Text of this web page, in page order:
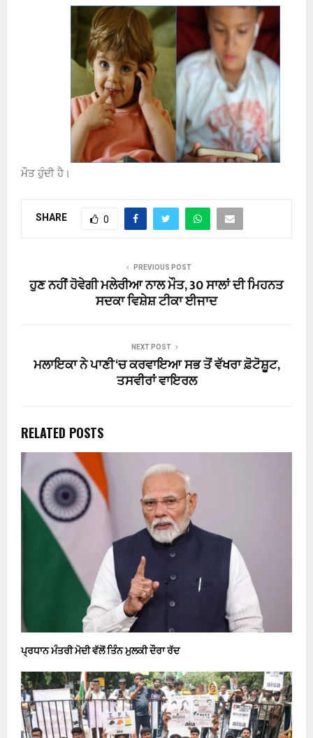
ਮੌਤ ਹੁੰਦੀ ਹੈ।
SHARE 0
PREVIOUS POST
ਹੁਣ ਨਹੀਂ ਹੋਵੇਗੀ ਮਲੇਰੀਆ ਨਾਲ ਮੌਤ, 30 ਸਾਲਾਂ ਦੀ ਮਿਹਨਤ
ਸਦਕਾ ਵਿਸ਼ੇਸ਼ ਟੀਕਾ ਈਜਾਦ
NEXT POST
ਮਲਾਇਕਾ ਨੇ ਪਾਣੀ ‘ਚ ਕਰਵਾਇਆ ਸਭ ਤੋਂ ਵੱਖਰਾ ਫ਼ੋਟੋਸ਼ੂਟ,
ਤਸਵੀਰਾਂ ਵਾਇਰਲ
RELATED POSTS
ਪ੍ਰਧਾਨ ਮੰਤਰੀ ਮੋਦੀ ਵੱਲੋਂ ਤਿੰਨ ਮੁਲਕੀ ਦੌਰਾ ਰੱਦ